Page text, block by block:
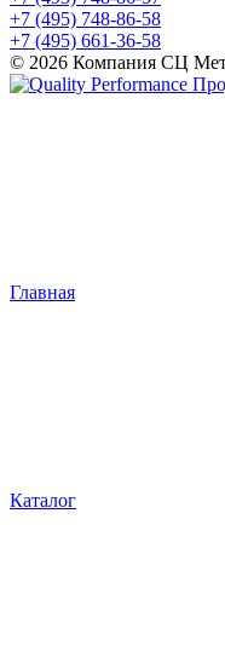
+7 (495) 748-86-58
+7 (495) 661-36-58
© 2026 Компания СЦ
Главная
Каталог